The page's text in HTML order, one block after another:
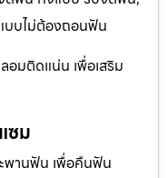
บบไม่ต้องถอนฟัน
มติดแน่น เพื่อเสริม
ซม
พานฟัน เพื่อคืนฟัน